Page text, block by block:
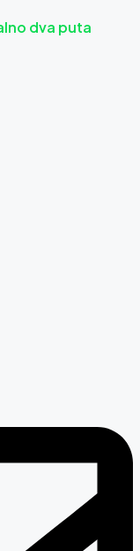
dva puta